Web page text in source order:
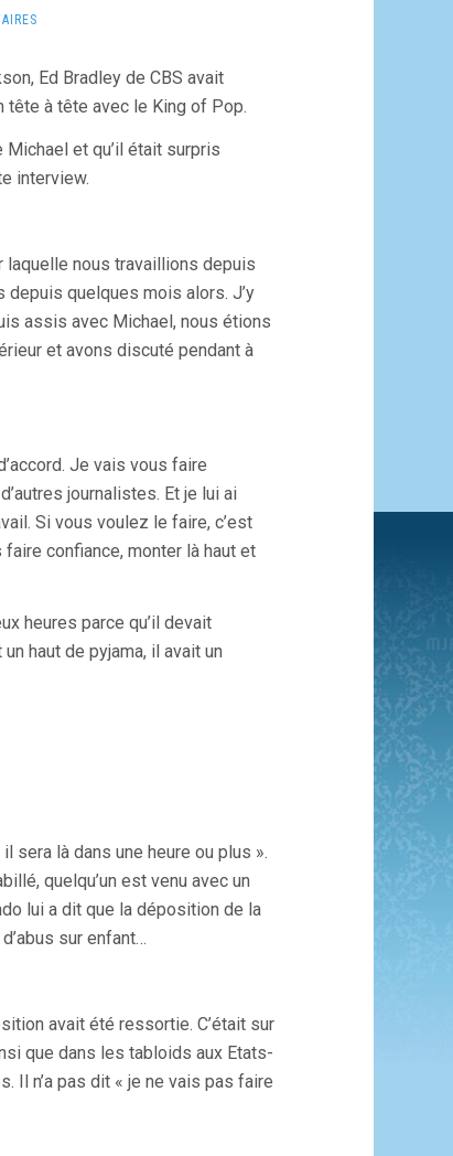
Ed Bradley de CBS avait
tête à tête avec le King of Pop.
Michael et qu’il était surpris
interview.
laquelle nous travaillions depuis
depuis quelques mois alors. J’y
assis avec Michael, nous étions
et avons discuté pendant à
Je vais vous faire
journalistes. Et je lui ai
Si vous voulez le faire, c’est
confiance, monter là haut et
heures parce qu’il devait
haut de pyjama, il avait un
sera là dans une heure ou plus ».
quelqu’un est venu avec un
lui a dit que la déposition de la
sur enfant…
avait été ressortie. C’était sur
que dans les tabloids aux Etats-
Il n’a pas dit « je ne vais pas faire